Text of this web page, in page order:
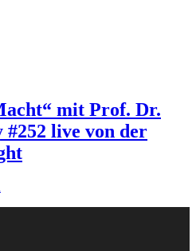
mit Prof. Dr.
#252 live von der